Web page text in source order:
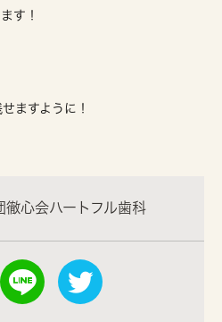
す！
ますように！
徹心会ハートフル歯科